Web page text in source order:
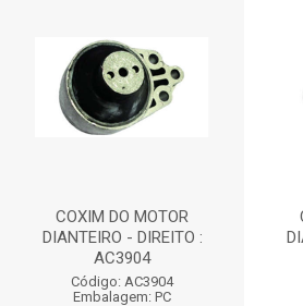
COXIM DO MOTOR
DIANTEIRO - DIREITO :
AC3904
Código: AC3904
Embalagem: PC